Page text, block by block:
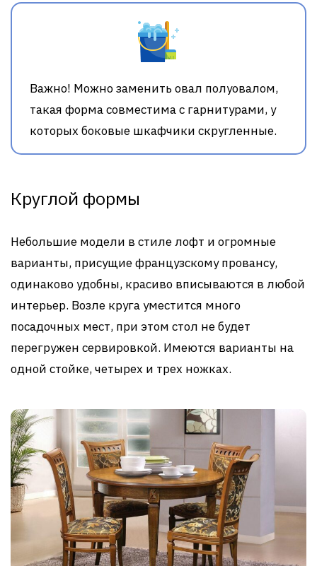
Важно! Можно заменить овал полуовалом,
такая форма совместима с гарнитурами, у
которых боковые шкафчики скругленные.
Круглой формы
Небольшие модели в стиле лофт и огромные
варианты, присущие французскому провансу,
одинаково удобны, красиво вписываются в любой
интерьер. Возле круга уместится много
посадочных мест, при этом стол не будет
перегружен сервировкой. Имеются варианты на
одной стойке, четырех и трех ножках.